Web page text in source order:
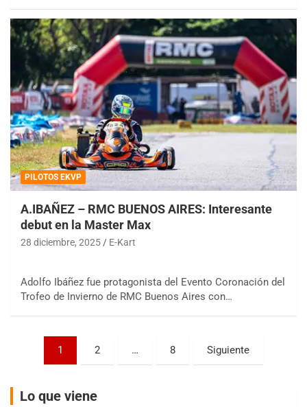
PILOTOS EKVP
A.IBAÑEZ – RMC BUENOS AIRES: Interesante
debut en la Master Max
28 diciembre, 2025 E-Kart
Adolfo Ibáñez fue protagonista del Evento Coronación del
Trofeo de Invierno de RMC Buenos Aires con…
Paginación
entradas
1 2 … 8 Siguiente
Lo que viene
COBERTURA ESPECIAL DE E-KART.COM.AR
08/09-AGO
IAME SERIES ARGENTINA 6
Ramiro Tot (Asfalto)
KDO - F6
Ciudad de Trenque Lauquen (Asfalto)
Parque de la Velocidad (Asfalto)
El Cerro (Tierra)